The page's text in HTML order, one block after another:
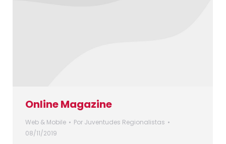
Online Magazine
Web & Mobile Por Juventudes Regionalistas
08/11/2019